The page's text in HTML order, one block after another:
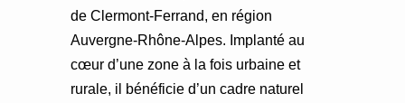
de Clermont-Ferrand, en région
Auvergne-Rhône-Alpes. Implanté au
cœur d’une zone à la fois urbaine et
rurale, il bénéficie d’un cadre naturel